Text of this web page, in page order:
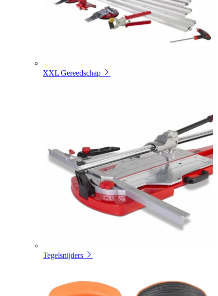
XXL Gereedschap
Tegelsnijders